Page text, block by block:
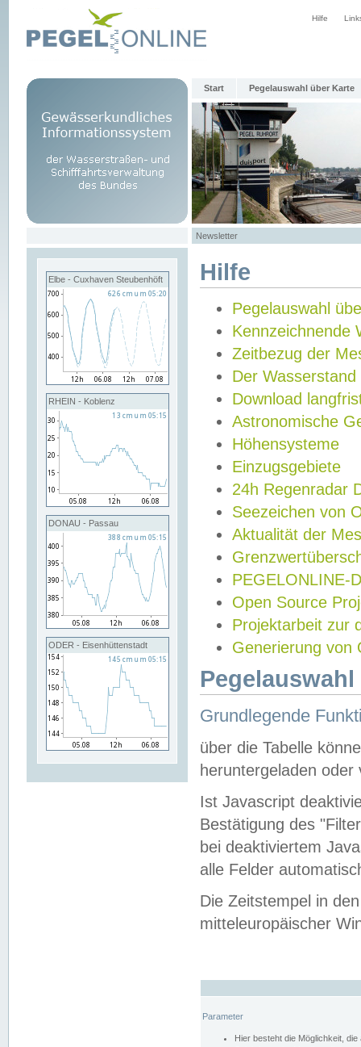
Hilfe
Start Pegelauswahl über Karte
Newsletter
Elbe - Cuxhaven Steubenhöft
RHEIN - Koblenz
DONAU - Passau
ODER - Eisenhüttenstadt
Hilfe
Pegelauswahl
Kennzeichnende
Zeitbezug der
Der Wasserstand
Download
Astronomische
Höhensysteme
Einzugsgebiete
24h Regenradar
Seezeichen von
Aktualität der
PEGELONLINE-
Open Source
Projektarbeit zur
Generierung von
Grundlegende
über die Tabelle
heruntergeladen oder
Ist Javascript
Bestätigung des
bei deaktiviertem
alle Felder
Die Zeitstempel in
mitteleuropäischer
Parameter
Hier besteht die Möglichkeit,